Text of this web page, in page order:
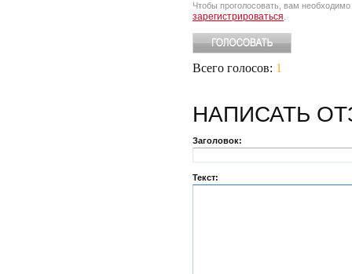
Чтобы проголосовать, вам необходимо
зарегистрироваться
Всего голосов: 1
НАПИСАТЬ
Заголовок:
Текст: